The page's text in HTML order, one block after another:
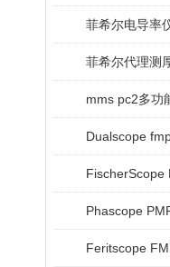
菲希尔电导率
菲希尔代理测
mms pc2多功
Dualscope
FischerScope
Phascope
Feritscope